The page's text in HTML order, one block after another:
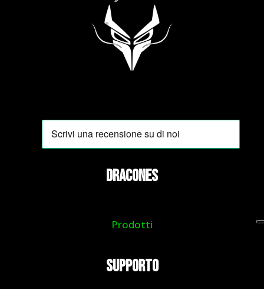
DRACONES
Prodotti
Supporto